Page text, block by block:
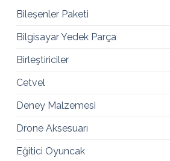
Bileşenler Paketi
Bilgisayar Yedek Parça
Birleştiriciler
Cetvel
Deney Malzemesi
Drone Aksesuarı
Eğitici Oyuncak